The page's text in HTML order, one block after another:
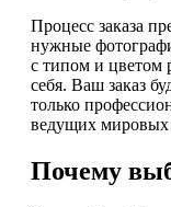
Процесс заказа
нужные
с типом и цветом
себя. Ваш заказ
только
ведущих мировых
Почему